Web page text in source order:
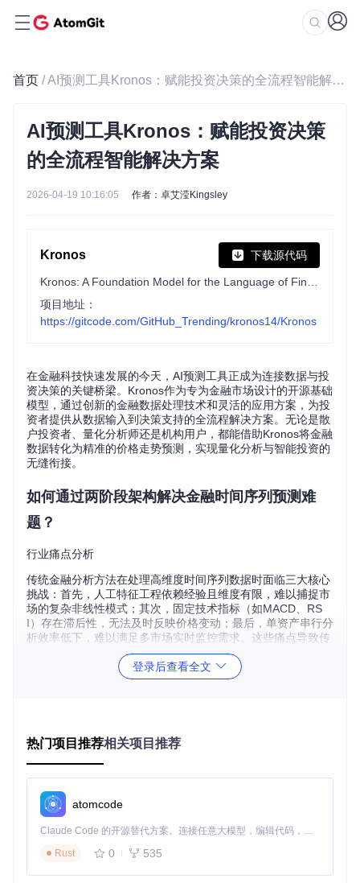
首页 / AI预测工具Kronos：赋能投资决策的全流程智能解决方案
AI预测工具Kronos：赋能投资决策
的全流程智能解决方案
2026-04-19 10:16:05 作者：卓艾滢Kingsley
Kronos 下载源代码
项目地址：
https://gitcode.com/GitHub_Trending/kronos14/Kronos
在金融科技快速发展的今天，AI预测工具正成为连接数据与投
资决策的关键桥梁。Kronos作为专为金融市场设计的开源基础
模型，通过创新的金融数据处理技术和灵活的应用方案，为投
资者提供从数据输入到决策支持的全流程解决方案。无论是散
户投资者、量化分析师还是机构用户，都能借助Kronos将金融
数据转化为精准的价格走势预测，实现量化分析与智能投资的
无缝衔接。
如何通过两阶段架构解决金融时间序列预测难
题？
行业痛点分析
传统金融分析方法在处理高维度时间序列数据时面临三大核心
挑战：首先，人工特征工程依赖经验且维度有限，难以捕捉市
场的复杂非线性模式；其次，固定技术指标（如MACD、RS
I）存在滞后性，无法及时反映价格变动；最后，单资产串行分
析效率低下，难以满足多市场实时监控需求。这些痛点导致传
统分析在快速变化的金融市场中往往错失投资良机。
的语法解析器"：首先将原始K线数据转化为结构化令牌（如同
语言中的词汇），再通过自回归模型理解这些"金融语言"的序
列规律。
Kronos两阶段处理架构：K线分词与自回归预测流程
🔍核心技术突破
K线分词技术：将OHLCV数据（开盘价/最高价/最低价/收盘
登录后查看全文
热门项目推荐相关项目推荐
atomcode
Claude Code 的开源替代方案。连接任意大模型，编辑代码，运行命令，自动验证 — 全自动执行。用 Rust 构建，极致性能。 ｜ An open-source alternative to Claude Code. Connect any LLM, edit code, run commands, and verify changes — autonomously. Built in Rust for speed. Get Started
Rust
0 535